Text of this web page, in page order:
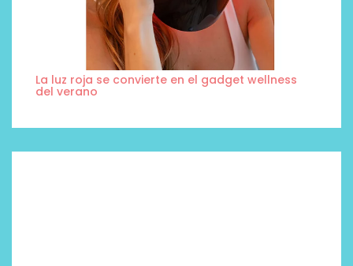
La luz roja se convierte en el gadget wellness
del verano